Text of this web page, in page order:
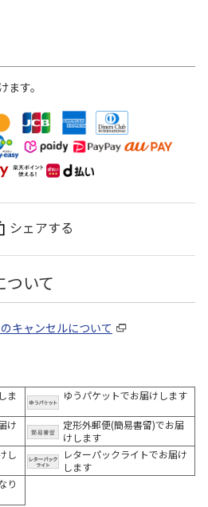
す。
シェアする
ついて
キャンセルについて
ま
ゆうパケットでお届けします
け
定形外郵便(簡易書留)でお届
けします
し
レターパックライトでお届け
します
り